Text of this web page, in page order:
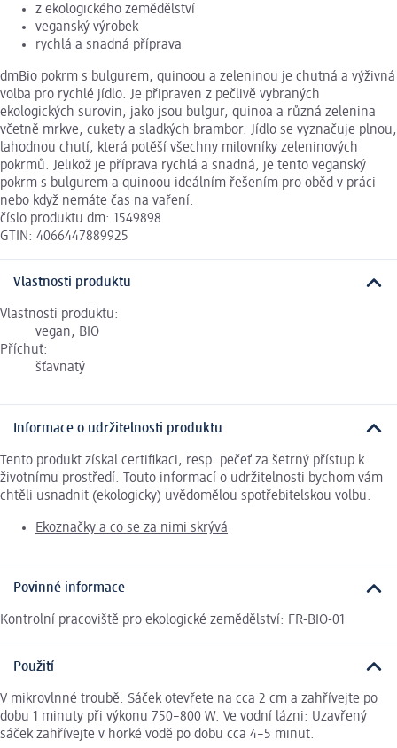
z ekologického zemědělství
veganský výrobek
rychlá a snadná příprava
dmBio pokrm s bulgurem, quinoou a zeleninou je chutná a výživná
volba pro rychlé jídlo. Je připraven z pečlivě vybraných
ekologických surovin, jako jsou bulgur, quinoa a různá zelenina
včetně mrkve, cukety a sladkých brambor. Jídlo se vyznačuje plnou,
lahodnou chutí, která potěší všechny milovníky zeleninových
pokrmů. Jelikož je příprava rychlá a snadná, je tento veganský
pokrm s bulgurem a quinoou ideálním řešením pro oběd v práci
nebo když nemáte čas na vaření.
číslo produktu dm: 1549898
GTIN: 4066447889925
Vlastnosti produktu
Vlastnosti produktu:
vegan, BIO
Příchuť:
šťavnatý
Informace o udržitelnosti produktu
Tento produkt získal certifikaci, resp. pečeť za šetrný přístup k
životnímu prostředí. Touto informací o udržitelnosti bychom vám
chtěli usnadnit (ekologicky) uvědomělou spotřebitelskou volbu.
Ekoznačky a co se za nimi skrývá
Povinné informace
Kontrolní pracoviště pro ekologické zemědělství: FR-BIO-01
Použití
V mikrovlnné troubě: Sáček otevřete na cca 2 cm a zahřívejte po
dobu 1 minuty při výkonu 750–800 W. Ve vodní lázni: Uzavřený
sáček zahřívejte v horké vodě po dobu cca 4–5 minut.